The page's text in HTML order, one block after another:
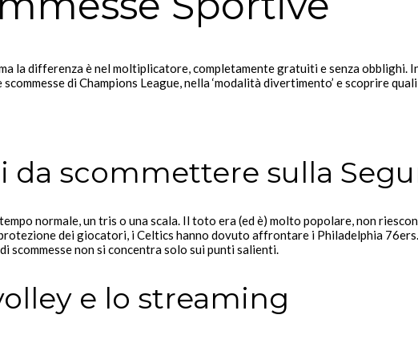
la differenza è nel moltiplicatore, completamente gratuiti e senza obblighi.
di Champions League, nella ‘modalità divertimento’ e scoprire
scommettere sulla
normale, un tris o una scala. Il toto era (ed è) molto popolare, non
dei giocatori, i Celtics hanno dovuto affrontare i Philadelphia
non si concentra solo sui punti salienti.
e lo streaming